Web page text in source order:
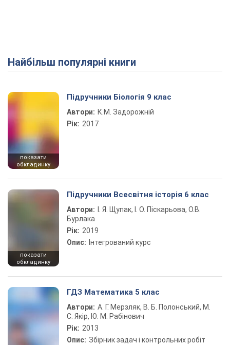
Найбільш популярні книги
показати
обкладинку
Підручники Біологія 9 клас
Автори: К.М. Задорожній
Рік: 2017
показати
обкладинку
Підручники Всесвітня історія 6 клас
Автори:
І. Я. Щупак, І. О. Піскарьова, О.В.
Бурлака
Рік: 2019
Опис: Інтегрований курс
ГДЗ Математика 5 клас
Автори: А. Г. Мерзляк, В. Б. Полонський, М.
С. Якір, Ю. М. Рабінович
Рік: 2013
Опис: Збірник задач і контрольних робіт